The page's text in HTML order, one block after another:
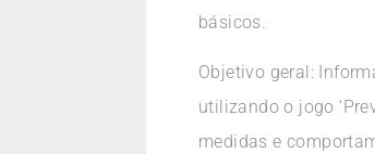
básicos.
Objetivo geral:
utilizando o jogo
medidas e